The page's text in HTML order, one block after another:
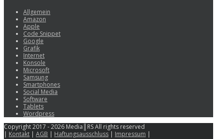
Allgemein
Amazon
Apple
Code Snippet
Google
Grafik
Internet
Konsole
Microsoft
Samsung
Smartphones
Social Media
Software
Tablets
Wordpress
Copyright 2017 - 2026 Media║RS All rights reserved
| Kontakt | AGB | Haftungsausschluss | Impressum |